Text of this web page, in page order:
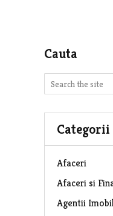
Cauta
Categorii
Afaceri
Afaceri si
Agentii